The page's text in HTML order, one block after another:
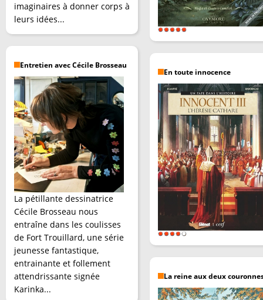
imaginaires à donner corps à
leurs idées...
Entretien avec Cécile Brosseau
La pétillante dessinatrice
Cécile Brosseau nous
entraîne dans les coulisses
de Fort Trouillard, une série
jeunesse fantastique,
entrainante et follement
attendrissante signée
Karinka...
En toute innocence
La reine aux deux